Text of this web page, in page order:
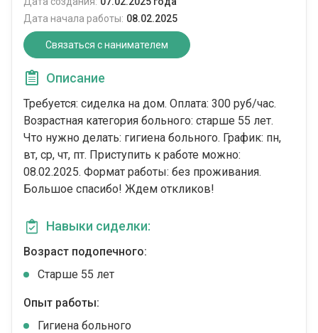
Дата начала работы: 08.02.2025
Связаться с нанимателем
Описание
Требуется: сиделка на дом. Оплата: 300 руб/час.
Возрастная категория больного: cтарше 55 лет.
Что нужно делать: гигиена больного. График: пн,
вт, ср, чт, пт. Приступить к работе можно:
08.02.2025. Формат работы: без проживания.
Большое спасибо! Ждем откликов!
Навыки сиделки:
Возраст подопечного:
Cтарше 55 лет
Опыт работы:
Гигиена больного